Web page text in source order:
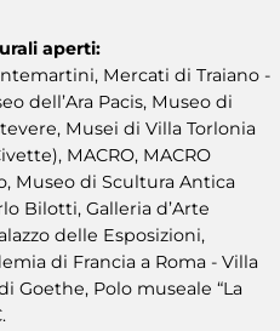
aperti:
Mercati di Traiano -
dell’Ara Pacis, Museo di
Musei di Villa Torlonia
MACRO, MACRO
Museo di Scultura Antica
Bilotti, Galleria d’Arte
delle Esposizioni,
di Francia a Roma - Villa
Goethe, Polo museale “La